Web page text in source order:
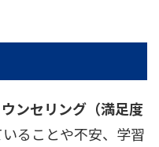
ンセリング（満足度
ることや不安、学習